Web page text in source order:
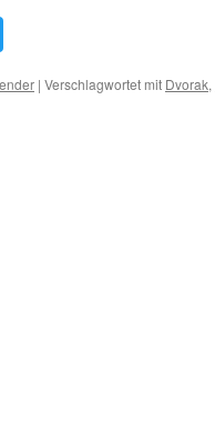
| Verschlagwortet mit Dvorak,